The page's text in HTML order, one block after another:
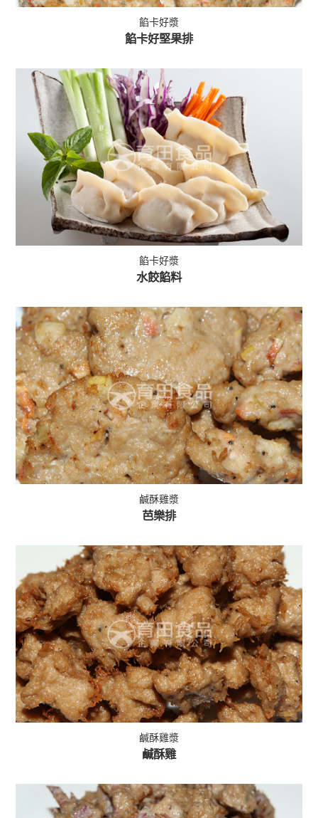
餡卡好漿
餡卡好堅果排
餡卡好漿
水餃餡料
鹹酥雞漿
芭樂排
鹹酥雞漿
鹹酥雞